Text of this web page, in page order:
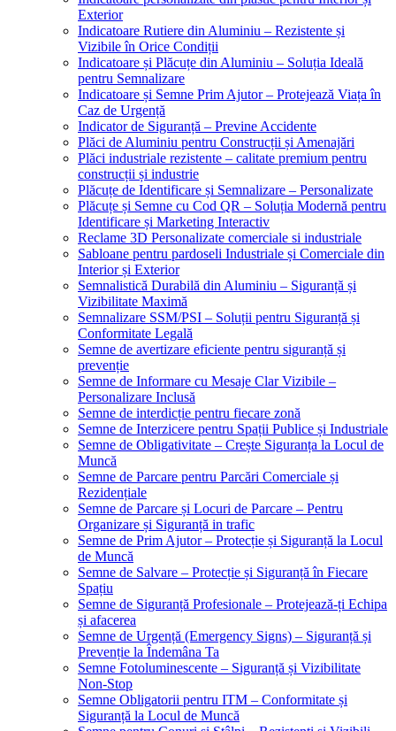
Exterior
Indicatoare Rutiere din Aluminiu – Rezistente și
Vizibile în Orice Condiții
Indicatoare și Plăcuțe din Aluminiu – Soluția Ideală
pentru Semnalizare
Indicatoare și Semne Prim Ajutor – Protejează Viața în
Caz de Urgență
Indicator de Siguranță – Previne Accidente
Plăci de Aluminiu pentru Construcții și Amenajări
Plăci industriale rezistente – calitate premium pentru
construcții și industrie
Plăcuțe de Identificare și Semnalizare – Personalizate
Plăcuțe și Semne cu Cod QR – Soluția Modernă pentru
Identificare și Marketing Interactiv
Reclame 3D Personalizate comerciale si industriale
Sabloane pentru pardoseli Industriale și Comerciale din
Interior și Exterior
Semnalistică Durabilă din Aluminiu – Siguranță și
Vizibilitate Maximă
Semnalizare SSM/PSI – Soluții pentru Siguranță și
Conformitate Legală
Semne de avertizare eficiente pentru siguranță și
prevenție
Semne de Informare cu Mesaje Clar Vizibile –
Personalizare Inclusă
Semne de interdicție pentru fiecare zonă
Semne de Interzicere pentru Spații Publice și Industriale
Semne de Obligativitate – Crește Siguranța la Locul de
Muncă
Semne de Parcare pentru Parcări Comerciale și
Rezidențiale
Semne de Parcare și Locuri de Parcare – Pentru
Organizare și Siguranță in trafic
Semne de Prim Ajutor – Protecție și Siguranță la Locul
de Muncă
Semne de Salvare – Protecție și Siguranță în Fiecare
Spațiu
Semne de Siguranță Profesionale – Protejează-ți Echipa
și afacerea
Semne de Urgență (Emergency Signs) – Siguranță și
Prevenție la Îndemâna Ta
Semne Fotoluminescente – Siguranță și Vizibilitate
Non-Stop
Semne Obligatorii pentru ITM – Conformitate și
Siguranță la Locul de Muncă